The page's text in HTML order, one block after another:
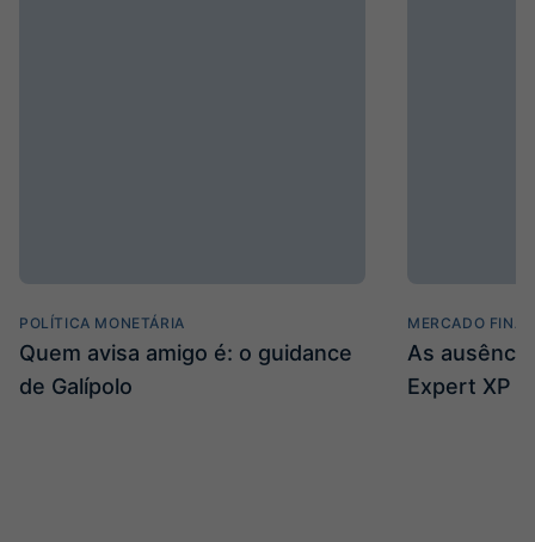
POLÍTICA MONETÁRIA
Quem avisa amigo é: o guidance
de Galípolo
MERCADO
As
Expert XP